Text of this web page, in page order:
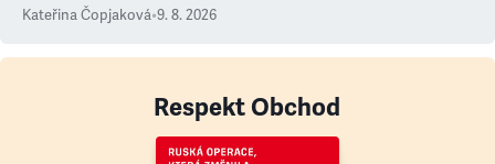
Kateřina Čopjaková•9. 8. 2026
Respekt Obchod